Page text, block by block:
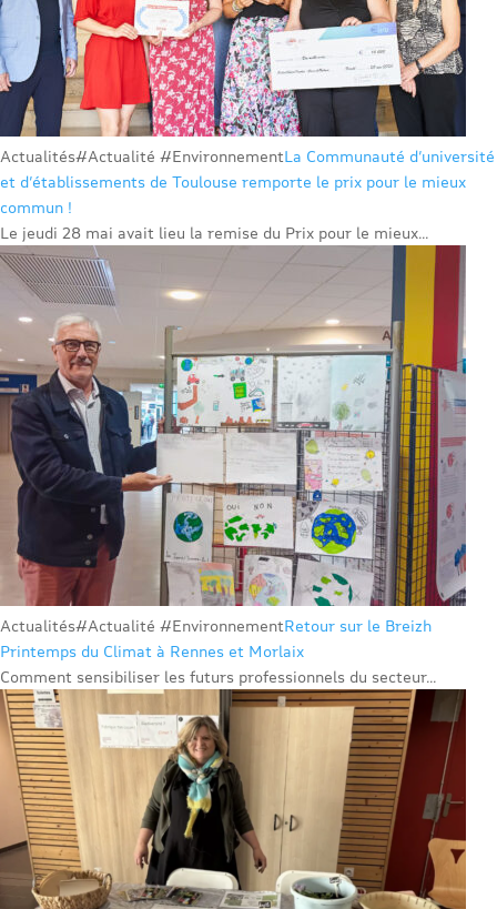
Actualités#Actualité #EnvironnementLa Communauté d’université
et d’établissements de Toulouse remporte le prix pour le mieux
commun !
Le jeudi 28 mai avait lieu la remise du Prix pour le mieux...
Actualités#Actualité #EnvironnementRetour sur le Breizh
Printemps du Climat à Rennes et Morlaix
Comment sensibiliser les futurs professionnels du secteur...